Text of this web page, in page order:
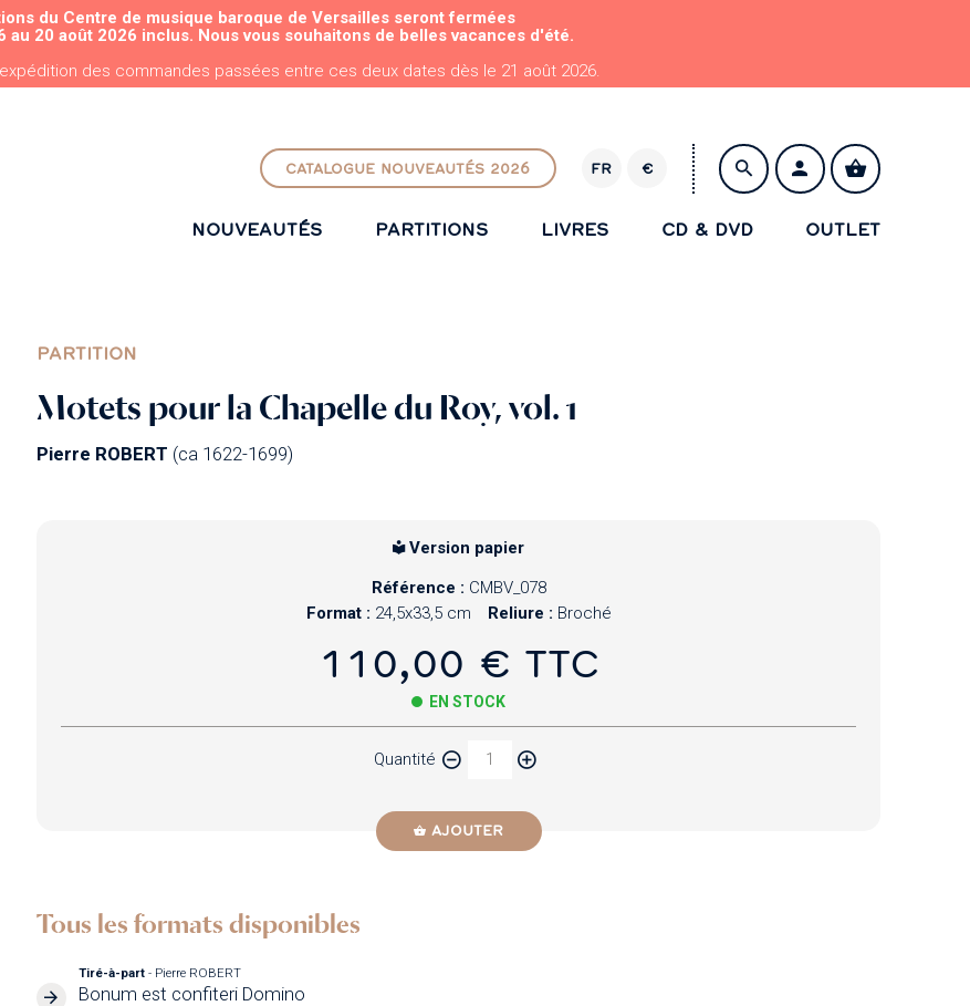
ALLER AU CONTENU PRINCIPAL
du Centre de musique baroque de Versailles seront fermées
au 20 août 2026 inclus. Nous vous souhaitons de belles vacances d'été.
des commandes passées entre ces deux dates dès le 21 août 2026.
CATALOGUE NOUVEAUTÉS 2026 FR
R
€
NOUVEAUTÉS PARTITIONS LIVRES CD & DVD OUTLET
PARTITION
Motets pour la Chapelle du Roy, vol. 1
Pierre ROBERT (ca 1622-1699)
Version papier
Référence : CMBV_078
Format : 24,5x33,5 cm Reliure : Broché
110,00 € TTC
EN STOCK
Quantité
AJOUTER
Tous les formats disponibles
Tiré-à-part- Pierre ROBERT
Bonum est confiteri Domino